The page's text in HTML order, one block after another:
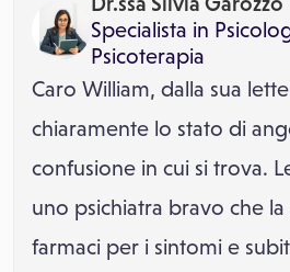
Specialista in
Psicoterapia
Caro William, dalla sua
chiaramente lo stato di
confusione in cui si trova.
uno psichiatra bravo che
farmaci per i sintomi e